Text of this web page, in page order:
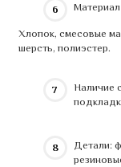
Материал
Хлопок, смесовые
шерсть, полиэстер.
Наличие
Детали: